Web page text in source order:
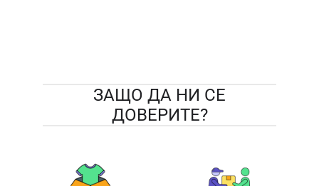
ЗАЩО ДА НИ СЕ
ДОВЕРИТЕ?